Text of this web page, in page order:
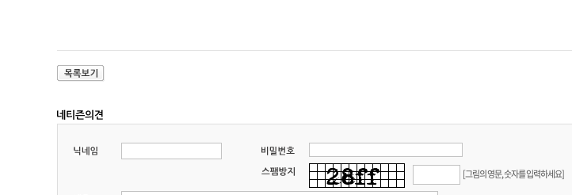
[그림의 영문, 숫자를 입력하세요]